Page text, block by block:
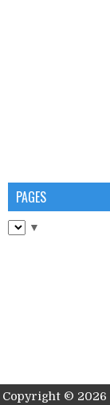
PAGES
▼
Copyright © 2026